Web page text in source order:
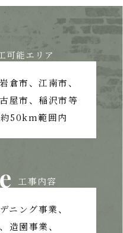
可能エリア
倉市、江南市、
屋市、稲沢市等
50km範囲内
工事内容
ニング事業、
造園事業、